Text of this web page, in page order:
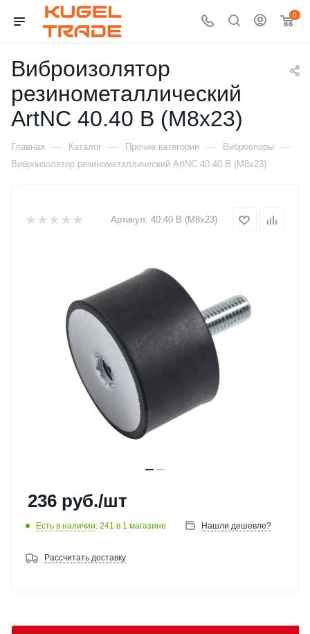
0
Виброизолятор
резинометаллический
ArtNC 40.40 B (M8x23)
Главная — Каталог — Прочие категории — Виброопоры —
Виброизолятор резинометаллический ArtNC 40.40 B (M8x23)
Артикул: 40.40 B (M8x23)
236 руб./шт
Есть в наличии: 241 в 1 магазине Нашли дешевле?
Рассчитать доставку